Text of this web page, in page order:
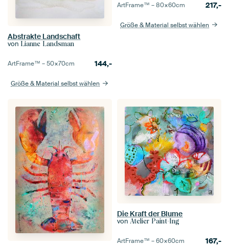
Abstrakte Landschaft
von Lianne Landsman
ArtFrame™ –50×70cm 144,-
Größe & Material selbst wählen
ArtFrame™ –80×60cm 217,-
Größe & Material selbst wählen
Die Kraft der Blume
von Atelier Paint-Ing
ArtFrame™ –60×60cm 167,-